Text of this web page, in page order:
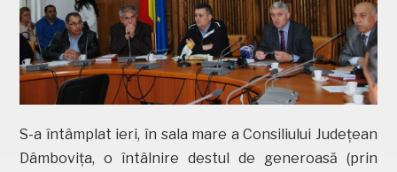
S-a întâmplat ieri, în sala mare a Consiliului Județean
Dâmbovița, o întâlnire destul de generoasă (prin